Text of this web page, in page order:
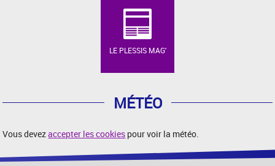
LE PLESSIS MAG'
MÉTÉO
Vous devezaccepter les cookies pour voir la météo.